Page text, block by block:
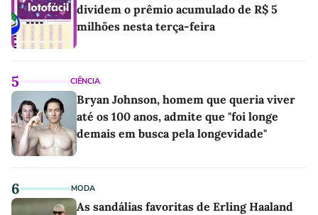
dividem o prêmio acumulado de R$ 5
milhões nesta terça-feira
5 CIÊNCIA
Bryan Johnson, homem que queria viver
até os 100 anos, admite que "foi longe
demais em busca pela longevidade"
6 MODA
As sandálias favoritas de Erling Haaland